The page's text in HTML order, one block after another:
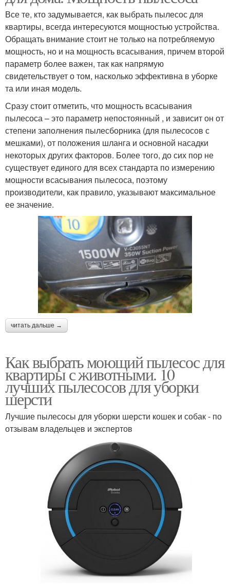
Все те, кто задумывается, как выбрать пылесос для
квартиры, всегда интересуются мощностью устройства.
Обращать внимание стоит не только на потребляемую
мощность, но и на мощность всасывания, причем второй
параметр более важен, так как напрямую
свидетельствует о том, насколько эффективна в уборке
та или иная модель.
Сразу стоит отметить, что мощность всасывания
пылесоса – это параметр непостоянный , и зависит он от
степени заполнения пылесборника (для пылесосов с
мешками), от положения шланга и основной насадки
некоторых других факторов. Более того, до сих пор не
существует единого для всех стандарта по измерению
мощности всасывания пылесоса, поэтому
производители, как правило, указывают максимальное
ее значение.
читать дальше →
Как выбрать моющий пылесос для
квартиры с животными. 10
лучших пылесосов для уборки
шерсти
Лучшие пылесосы для уборки шерсти кошек и собак - по
отзывам владельцев и экспертов